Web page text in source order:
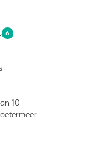
6
10